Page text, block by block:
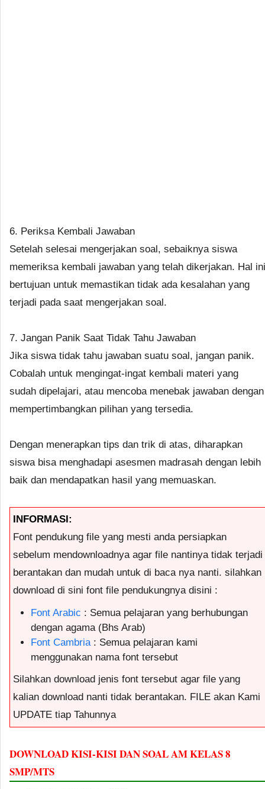
6. Periksa Kembali Jawaban
Setelah selesai mengerjakan soal, sebaiknya siswa
memeriksa kembali jawaban yang telah dikerjakan. Hal ini
bertujuan untuk memastikan tidak ada kesalahan yang
terjadi pada saat mengerjakan soal.
7. Jangan Panik Saat Tidak Tahu Jawaban
Jika siswa tidak tahu jawaban suatu soal, jangan panik.
Cobalah untuk mengingat-ingat kembali materi yang
sudah dipelajari, atau mencoba menebak jawaban dengan
mempertimbangkan pilihan yang tersedia.
Dengan menerapkan tips dan trik di atas, diharapkan
siswa bisa menghadapi asesmen madrasah dengan lebih
baik dan mendapatkan hasil yang memuaskan.
INFORMASI:
Font pendukung file yang mesti anda persiapkan
sebelum mendownloadnya agar file nantinya tidak terjadi
berantakan dan mudah untuk di baca nya nanti. silahkan
download di sini font file pendukungnya disini :
Font Arabic : Semua pelajaran yang berhubungan
dengan agama (Bhs Arab)
Font Cambria: Semua pelajaran kami
menggunakan nama font tersebut
Silahkan download jenis font tersebut agar file yang
kalian download nanti tidak berantakan. FILE akan Kami
UPDATE tiap Tahunnya
DOWNLOAD KISI-KISI DAN SOAL AM KELAS 8
SMP/MTS